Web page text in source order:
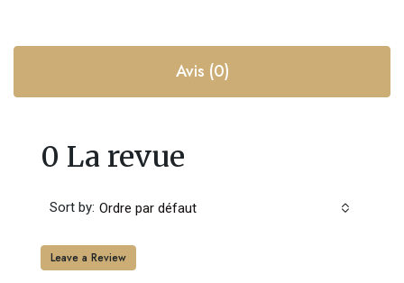
Avis (0)
0 La revue
Sort by: Ordre par défaut
Leave a Review